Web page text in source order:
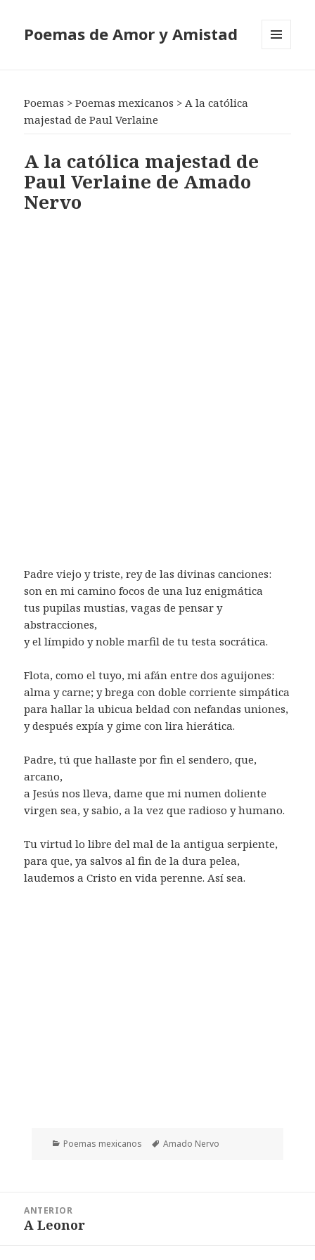
Poemas de Amor y Amistad
Poemas >Poemas mexicanos >A la católica
majestad de Paul Verlaine
A la católica majestad de
Paul Verlaine de Amado
Nervo
Padre viejo y triste, rey de las divinas canciones:
son en mi camino focos de una luz enigmática
tus pupilas mustias, vagas de pensar y
abstracciones,
y el límpido y noble marfil de tu testa socrática.
Flota, como el tuyo, mi afán entre dos aguijones:
alma y carne; y brega con doble corriente simpática
para hallar la ubicua beldad con nefandas uniones,
y después expía y gime con lira hierática.
Padre, tú que hallaste por fin el sendero, que,
arcano,
a Jesús nos lleva, dame que mi numen doliente
virgen sea, y sabio, a la vez que radioso y humano.
Tu virtud lo libre del mal de la antigua serpiente,
para que, ya salvos al fin de la dura pelea,
laudemos a Cristo en vida perenne. Así sea.
Categorías
Poemas mexicanos Etiquetas
Amado Nervo
entradas
ANTERIOR
Entrada
A Leonor